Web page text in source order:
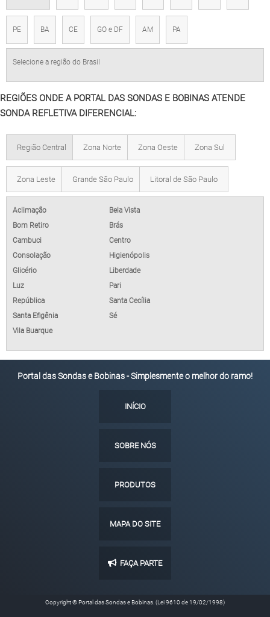
PE BA CE GO e DF AM PA
Selecione a região do Brasil
REGIÕES ONDE A PORTAL DAS SONDAS E BOBINAS ATENDE
SONDA REFLETIVA DIFERENCIAL:
Região Central Zona Norte Zona Oeste Zona Sul
Zona Leste Grande São Paulo Litoral de São Paulo
Aclimação
Bela Vista
Bom Retiro
Brás
Cambuci
Centro
Consolação
Higienópolis
Glicério
Liberdade
Luz
Pari
República
Santa Cecília
Santa Efigênia
Sé
Vila Buarque
Portal das Sondas e Bobinas - Simplesmente o melhor do ramo!
INÍCIO
SOBRE NÓS
PRODUTOS
MAPA DO SITE
FAÇA PARTE
Copyright © Portal das Sondas e Bobinas. (Lei 9610 de 19/02/1998)